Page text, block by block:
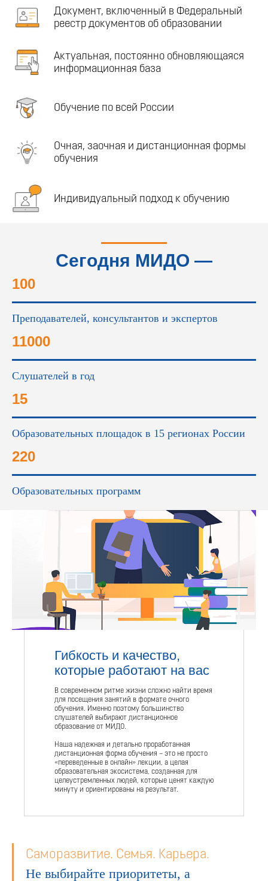
Документ, включенный в Федеральный
реестр документов об образовании
Актуальная, постоянно обновляющаяся
информационная база
Обучение по всей России
Очная, заочная и дистанционная формы
обучения
Индивидуальный подход к обучению
Сегодня МИДО —
100
Преподавателей, консультантов и экспертов
11000
Слушателей в год
15
Образовательных площадок в 15 регионах России
220
Образовательных программ
Гибкость и качество,
которые работают на вас
В современном ритме жизни сложно найти время
для посещения занятий в формате очного
обучения. Именно поэтому большинство
слушателей выбирают дистанционное
образование от МИДО.
Наша надежная и детально проработанная
дистанционная форма обучения – это не просто
«переведенные в онлайн» лекции, а целая
образовательная экосистема, созданная для
целеустремленных людей, которые ценят каждую
минуту и ориентированы на результат.
Саморазвитие. Семья. Карьера.
Не выбирайте приоритеты, а